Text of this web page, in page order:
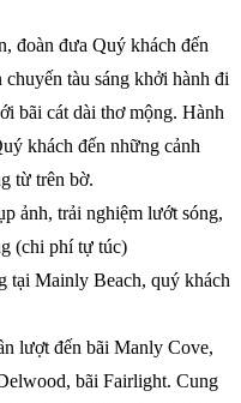
đoàn đưa Quý khách đến
tàu sáng khởi hành đi
bãi cát dài thơ mộng. Hành
khách đến những cảnh
từ trên bờ.
ảnh, trải nghiệm lướt sóng,
(chi phí tự túc)
tại Mainly Beach, quý khách
lượt đến bãi Manly Cove,
bãi Fairlight. Cung